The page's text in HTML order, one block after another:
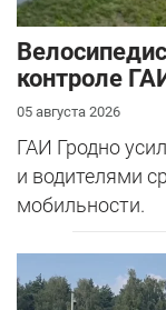
контроле
05 августа 2026
ГАИ Гродно
и водителями
мобильности.